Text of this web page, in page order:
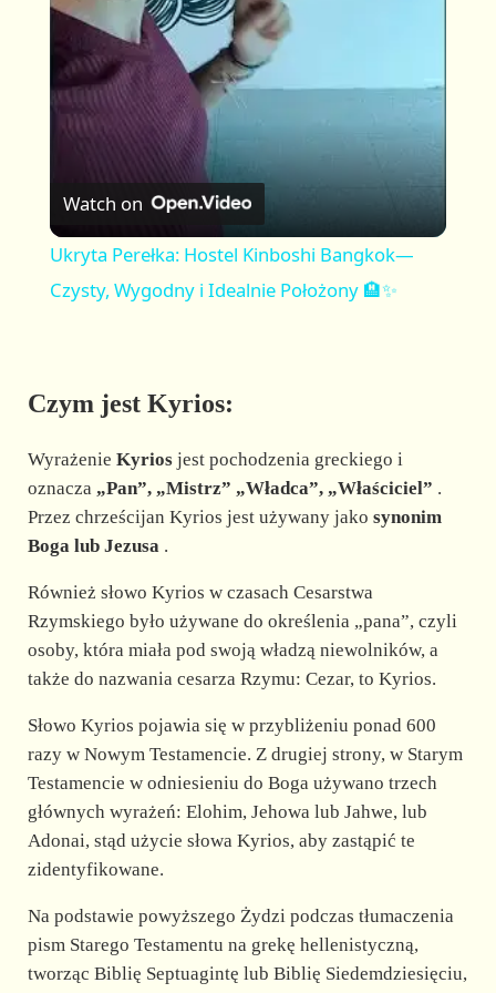
a
V
i
o
Watch on
Ukryta Perełka: Hostel Kinboshi Bangkok—
Czysty, Wygodny i Idealnie Położony 🏨✨
Czym jest Kyrios:
Wyrażenie Kyriosjest pochodzenia greckiego i
oznacza „Pan”, „Mistrz” „Władca”, „Właściciel” .
Przez chrześcijan Kyrios jest używany jako synonim
Boga lub Jezusa.
Również słowo Kyrios w czasach Cesarstwa
Rzymskiego było używane do określenia „pana”, czyli
osoby, która miała pod swoją władzą niewolników, a
także do nazwania cesarza Rzymu: Cezar, to Kyrios.
Słowo Kyrios pojawia się w przybliżeniu ponad 600
razy w Nowym Testamencie. Z drugiej strony, w Starym
Testamencie w odniesieniu do Boga używano trzech
głównych wyrażeń: Elohim, Jehowa lub Jahwe, lub
Adonai, stąd użycie słowa Kyrios, aby zastąpić te
zidentyfikowane.
Na podstawie powyższego Żydzi podczas tłumaczenia
pism Starego Testamentu na grekę hellenistyczną,
tworząc Biblię Septuagintę lub Biblię Siedemdziesięciu,